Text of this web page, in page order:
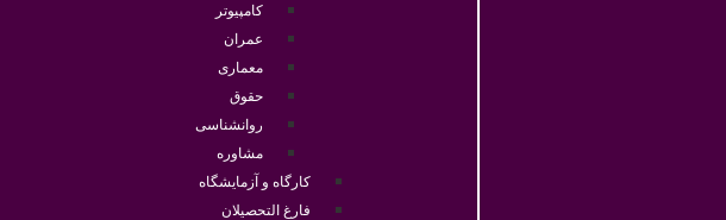
کامپیوتر
عمران
معماری
حقوق
روانشناسی
مشاوره
کارگاه و آزمایشگاه
فارغ التحصیلان